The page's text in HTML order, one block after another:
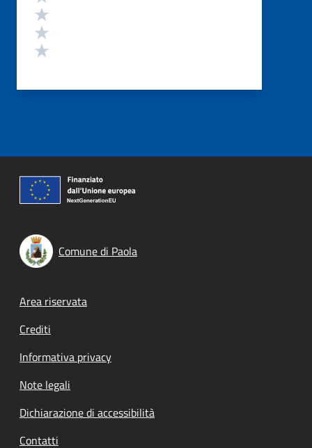
Comune di Paola
Footer menu
Area riservata
Crediti
Informativa privacy
Note legali
Dichiarazione di accessibilità
Contatti